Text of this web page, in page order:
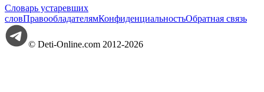
Словарь устаревших
словПравообладателямКонфиденциальностьОбратная связь
© Deti-Online.com 2012-2026